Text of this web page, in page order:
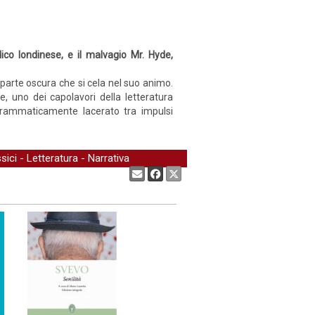
londinese, e il malvagio Mr. Hyde,
oscura che si cela nel suo animo.
uno dei capolavori della letteratura
lacerato tra impulsi
- Letteratura - Narrativa